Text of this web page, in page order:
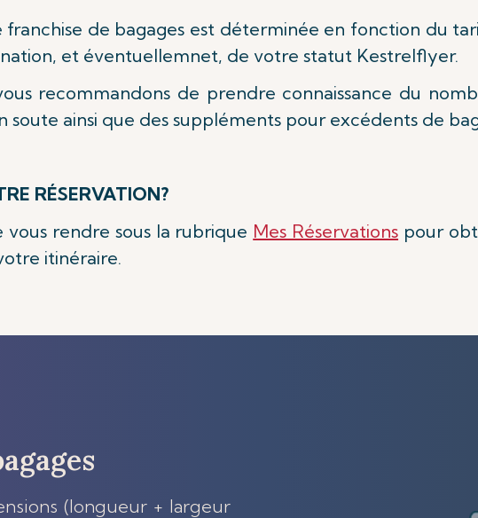
franchise de bagages est déterminée en fonction du
et éventuellemnet, de votre statut Kestrelflyer.
recommandons de prendre connaissance du
ainsi que des suppléments pour excédents de
RÉSERVATION?
vous rendre sous la rubrique Mes Réservations pour
itinéraire.
(longueur + largeur